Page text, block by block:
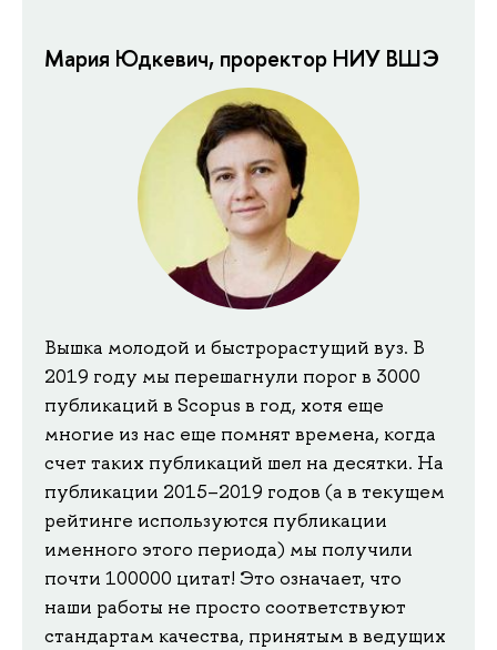
Мария Юдкевич, проректор НИУ ВШЭ
Вышка молодой и быстрорастущий вуз. В
2019 году мы перешагнули порог в 3000
публикаций в Scopus в год, хотя еще
многие из нас еще помнят времена, когда
счет таких публикаций шел на десятки. На
публикации 2015–2019 годов (а в текущем
рейтинге используются публикации
именного этого периода) мы получили
почти 100000 цитат! Это означает, что
наши работы не просто соответствуют
стандартам качества, принятым в ведущих